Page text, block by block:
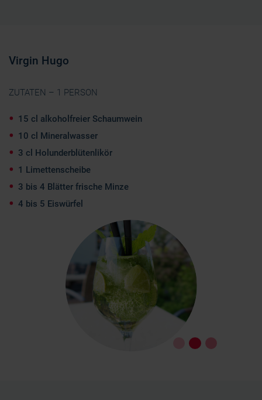
Virgin Hugo
ZUTATEN – 1 PERSON
15 cl alkoholfreier Schaumwein
10 cl Mineralwasser
3 cl Holunderblütenlikör
1 Limettenscheibe
3 bis 4 Blätter frische Minze
4 bis 5 Eiswürfel